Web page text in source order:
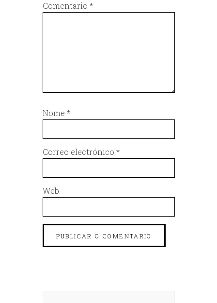
Comentario *
Nome *
Correo electrónico *
Web